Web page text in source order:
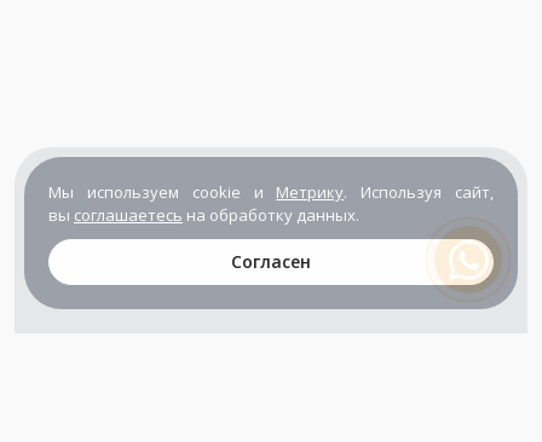
Мы используем cookie и Метрику. Используя сайт,
вы соглашаетесь на обработку данных.
Согласен